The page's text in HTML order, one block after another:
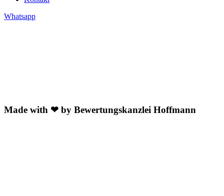
Whatsapp
Made with ❤ by Bewertungskanzlei Hoffmann